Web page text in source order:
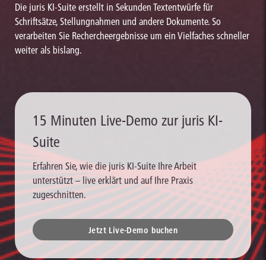
Die juris KI-Suite erstellt in Sekunden Textentwürfe für
Schriftsätze, Stellungnahmen und andere Dokumente. So
verarbeiten Sie Rechercheergebnisse um ein Vielfaches schneller
weiter als bislang.
15 Minuten Live-Demo zur juris KI-
Suite
Erfahren Sie, wie die juris KI-Suite Ihre Arbeit
unterstützt – live erklärt und auf Ihre Praxis
zugeschnitten.
Jetzt Live-Demo buchen